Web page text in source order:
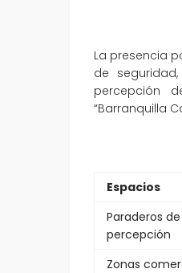
La presencia
de
percepción
“Barranquilla
Espacios
Paraderos
percepción
Zonas